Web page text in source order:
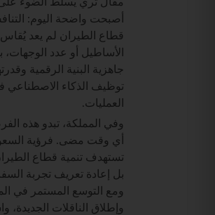
أصبحت واضحة اليوم:
قطاع الطيران لم يعد
الأساطيل أو عدد
جاهزية البنية الرقمية
توظيف الذكاء الاصطناعي
العمليات.
وفي المملكة، تبدو هذه
تستهدف تنمية قطاع
بل إعادة تعريف تجربة
ومع التوسع المستمر في
وإطلاق الناقلات الجديدة،